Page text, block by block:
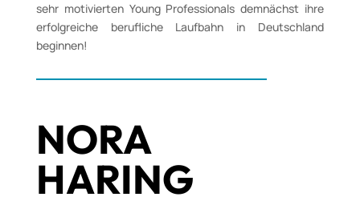
sehr motivierten Young Professionals demnächst ihre
erfolgreiche berufliche Laufbahn in Deutschland
beginnen!
NORA
HARING